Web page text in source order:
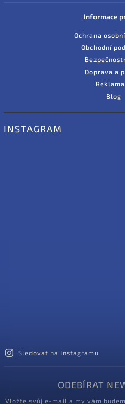
Informace
Ochrana
Obchodní
Doprava a
Blog
INSTAGRAM
Sledovat na Instagramu
ODEBÍRAT
Vložte svůj e-mail a my vám